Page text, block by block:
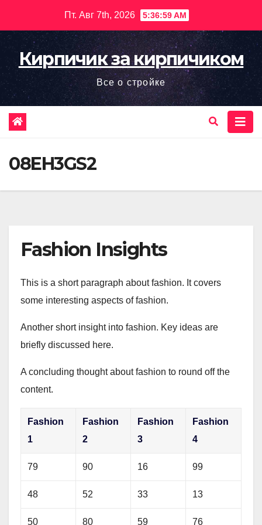
содержимому
Пт. Авг 7th, 2026 5:37:00 AM
Кирпичик за кирпичиком
Все о стройке
08EH3GS2
Fashion Insights
This is a short paragraph about fashion. It covers
some interesting aspects of fashion.
Another short insight into fashion. Key ideas are
briefly discussed here.
A concluding thought about fashion to round off the
content.
Fashion
1
Fashion
2
Fashion
3
Fashion
4
79 90 16 99
48 52 33 13
50 80 59 76